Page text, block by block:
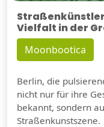
Vielfalt in der
Moonbootica
Berlin, die
nicht nur für ihre
bekannt, sondern
Straßenkunstszene.